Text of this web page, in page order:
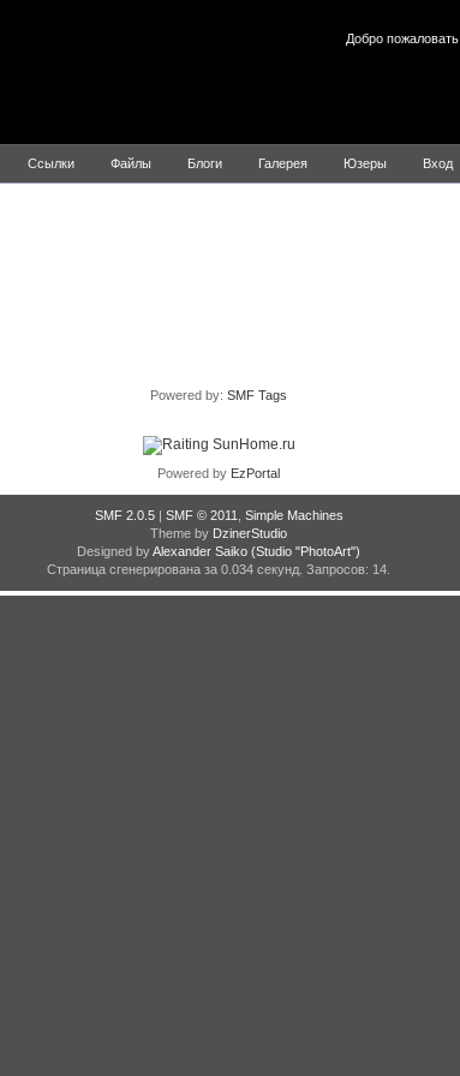
Добро пожаловать,
Ссылки Файлы Блоги Галерея Юзеры Вход
Powered by: SMF Tags
Powered by EzPortal
SMF 2.0.5| SMF © 2011
Simple Machines
Theme by DzinerStudio
Designed byAlexander Saiko (Studio "PhotoArt")
Страница сгенерирована за 0.034 секунд. Запросов: 14.